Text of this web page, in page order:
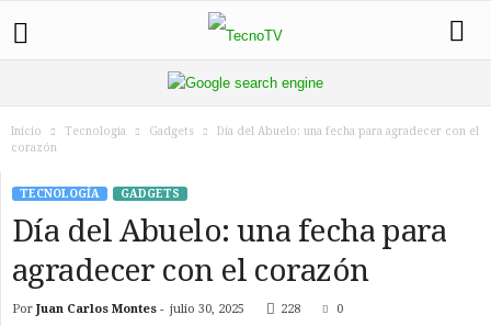
Inicio Tecnología Gadgets
Día del Abuelo: una fecha para agradecer con el
corazón
TECNOLOGÍA GADGETS
Día del Abuelo: una fecha para
agradecer con el corazón
Por Juan Carlos Montes - julio 30, 2025 228 0